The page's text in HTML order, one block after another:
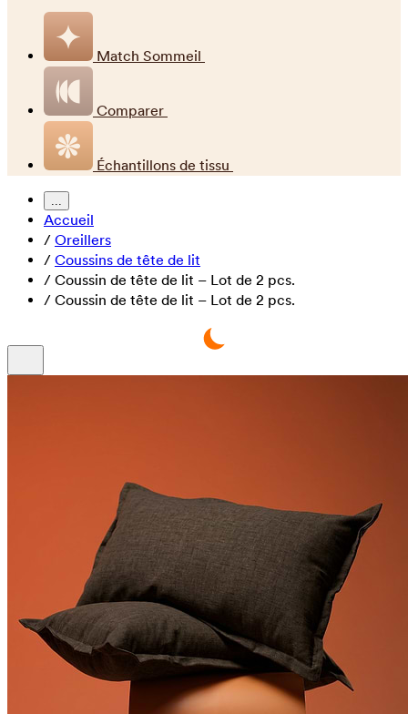
Match Sommeil
Comparer
Échantillons de tissu
...
Accueil
/ Oreillers
/ Coussins de tête de lit
/ Coussin de tête de lit – Lot de 2 pcs.
/ Coussin de tête de lit – Lot de 2 pcs.